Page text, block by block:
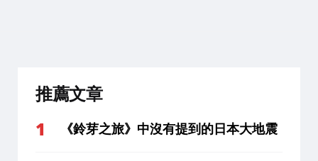
推薦文章
《鈴芽之旅》中沒有提到的日本大地震